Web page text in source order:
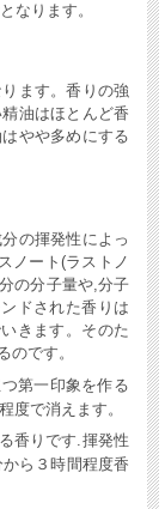
なります。
ます。香りの強
油はほとんど香
やや多めにする
の揮発性によっ
ノート(ラストノ
の分子量や,分子
ドされた香りは
きます。そのた
のです。
第一印象を作る
度で消えます。
香りです.揮発性
ら３時間程度香